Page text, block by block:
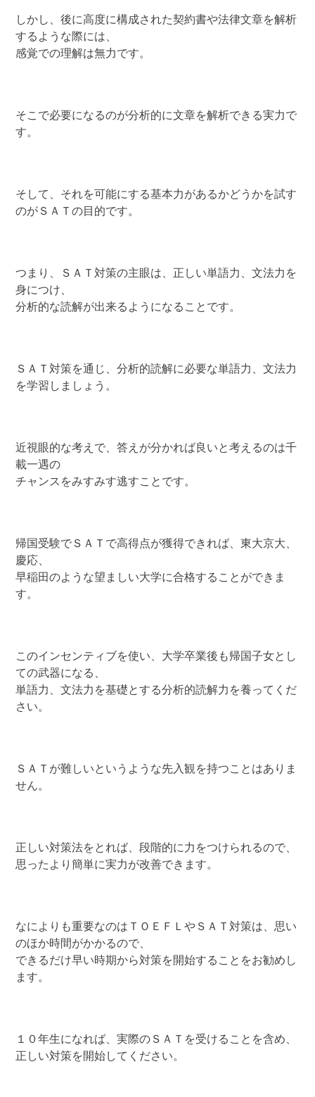
しかし、後に高度に構成された契約書や法律文章を解析
するような際には、
感覚での理解は無力です。
そこで必要になるのが分析的に文章を解析できる実力で
す。
そして、それを可能にする基本力があるかどうかを試す
のがＳＡＴの目的です。
つまり、ＳＡＴ対策の主眼は、正しい単語力、文法力を
身につけ、
分析的な読解が出来るようになることです。
ＳＡＴ対策を通じ、分析的読解に必要な単語力、文法力
を学習しましょう。
近視眼的な考えで、答えが分かれば良いと考えるのは千
載一遇の
チャンスをみすみす逃すことです。
帰国受験でＳＡＴで高得点が獲得できれば、東大京大、
慶応、
早稲田のような望ましい大学に合格することができま
す。
このインセンティブを使い、大学卒業後も帰国子女とし
ての武器になる、
単語力、文法力を基礎とする分析的読解力を養ってくだ
さい。
ＳＡＴが難しいというような先入観を持つことはありま
せん。
正しい対策法をとれば、段階的に力をつけられるので、
思ったより簡単に実力が改善できます。
なによりも重要なのはＴＯＥＦＬやＳＡＴ対策は、思い
のほか時間がかかるので、
できるだけ早い時期から対策を開始することをお勧めし
ます。
１０年生になれば、実際のＳＡＴを受けることを含め、
正しい対策を開始してください。